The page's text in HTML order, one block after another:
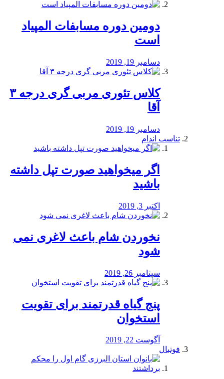
دومین دوره مسابفات المپیاد
است
دسامبر 19, 2019
کلاس تئوری مربی گری درجه ۳
آقا
دسامبر 19, 2019
تناسب اندام
اگر میخواهید صورت تپل داشته
باشید
اکتبر 3, 2019
نخوردن شام باعث لاغری نمی
‌شود
سپتامبر 26, 2019
پنج گیاه قدرتمند برای تقویت
استخوان
آگوست 22, 2019
فوتبال